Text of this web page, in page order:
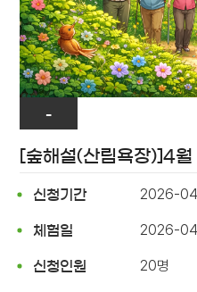
-
[숲해설(산림욕장)]4
신청기간 2026-
체험일 2026-
신청인원 20명